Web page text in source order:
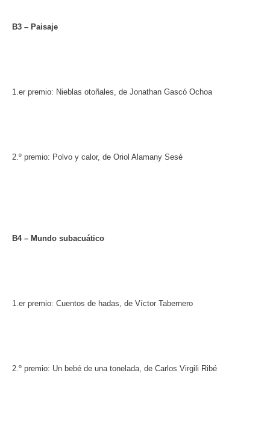
B3 – Paisaje
1.er premio: Nieblas otoñales, de Jonathan Gascó Ochoa
2.º premio: Polvo y calor, de Oriol Alamany Sesé
B4 – Mundo subacuático
1.er premio: Cuentos de hadas, de Víctor Tabernero
2.º premio: Un bebé de una tonelada, de Carlos Virgili Ribé